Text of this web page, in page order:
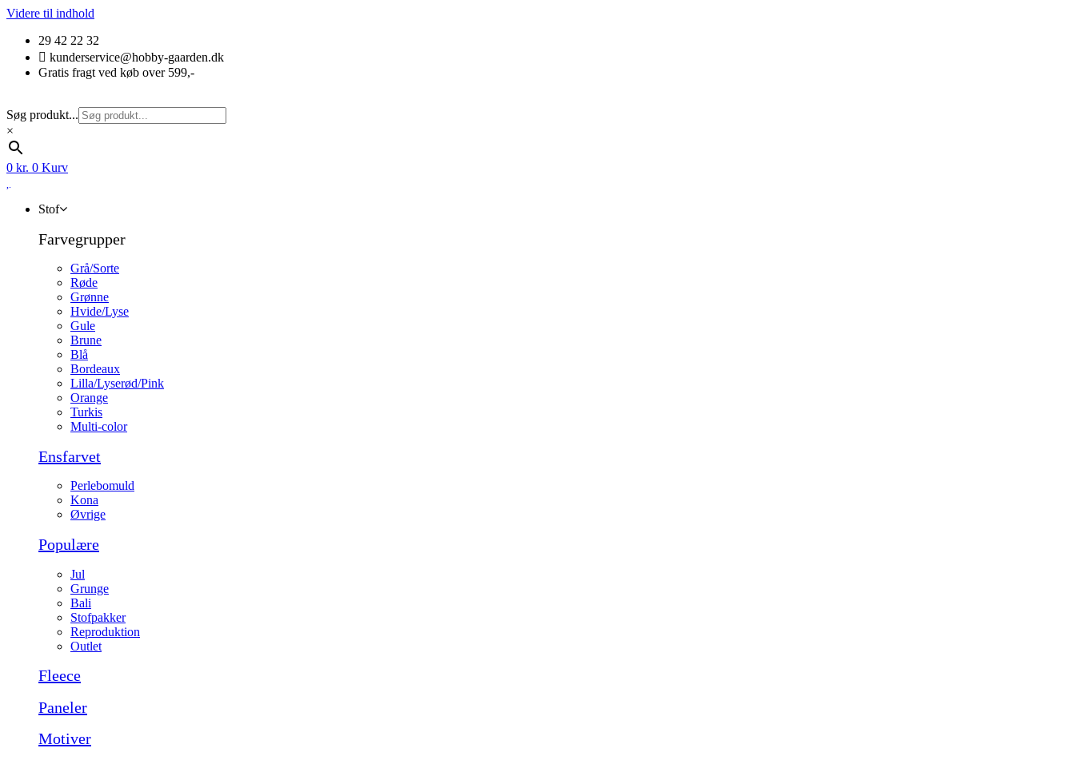
Videre til indhold
29 42 22 32
kunderservice@hobby-gaarden.dk
Gratis fragt ved køb over 599,-
Søg produkt...
×
0 kr. 0 Kurv
Stof
Farvegrupper
Grå/Sorte
Røde
Grønne
Hvide/Lyse
Gule
Brune
Blå
Bordeaux
Lilla/Lyserød/Pink
Orange
Turkis
Multi-color
Ensfarvet
Perlebomuld
Kona
Øvrige
Populære
Jul
Grunge
Bali
Stofpakker
Reproduktion
Outlet
Fleece
Paneler
Motiver